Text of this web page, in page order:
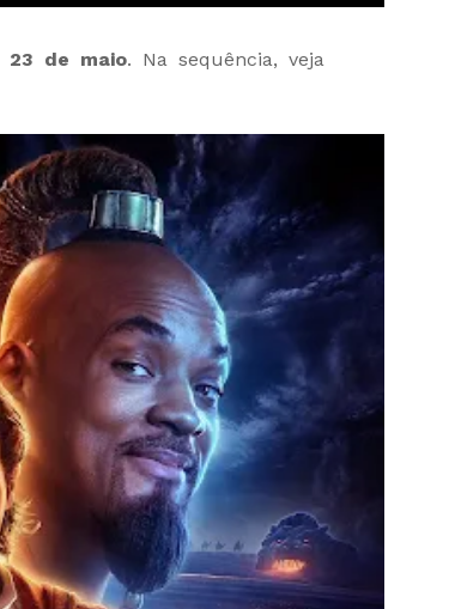
23 de maio. Na sequência, veja